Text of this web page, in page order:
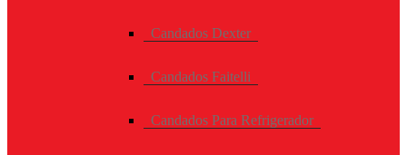
Candados Dexter
Candados Faitelli
Candados Para Refrigerador